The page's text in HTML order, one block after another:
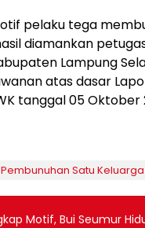
pelaku tega
diamankan
Lampung
atas dasar
tanggal 05
Pembunuhan Satu Keluarga
Motif, Bui Seumur